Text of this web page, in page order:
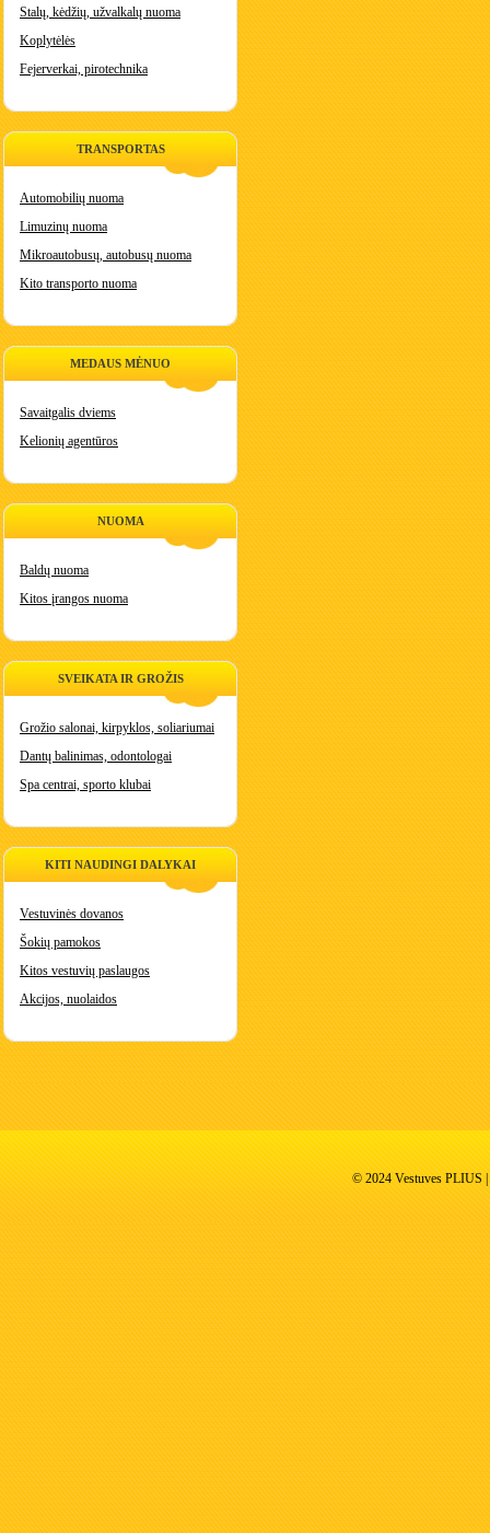
Stalų, kėdžių, užvalkalų nuoma
Koplytėlės
Fejerverkai, pirotechnika
TRANSPORTAS
Automobilių nuoma
Limuzinų nuoma
Mikroautobusų, autobusų nuoma
Kito transporto nuoma
MEDAUS MĖNUO
Savaitgalis dviems
Kelionių agentūros
NUOMA
Baldų nuoma
Kitos įrangos nuoma
SVEIKATA IR GROŽIS
Grožio salonai, kirpyklos, soliariumai
Dantų balinimas, odontologai
Spa centrai, sporto klubai
KITI NAUDINGI DALYKAI
Vestuvinės dovanos
Šokių pamokos
Kitos vestuvių paslaugos
Akcijos, nuolaidos
© 2024 Vestuves PLIUS